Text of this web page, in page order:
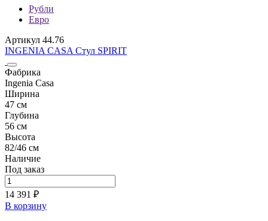
Рубли
Евро
Артикул 44.76
INGENIA CASA Стул SPIRIT
Фабрика
Ingenia Casa
Ширина
47 см
Глубина
56 см
Высота
82/46 см
Наличие
Под заказ
14 391 ₽
В корзину